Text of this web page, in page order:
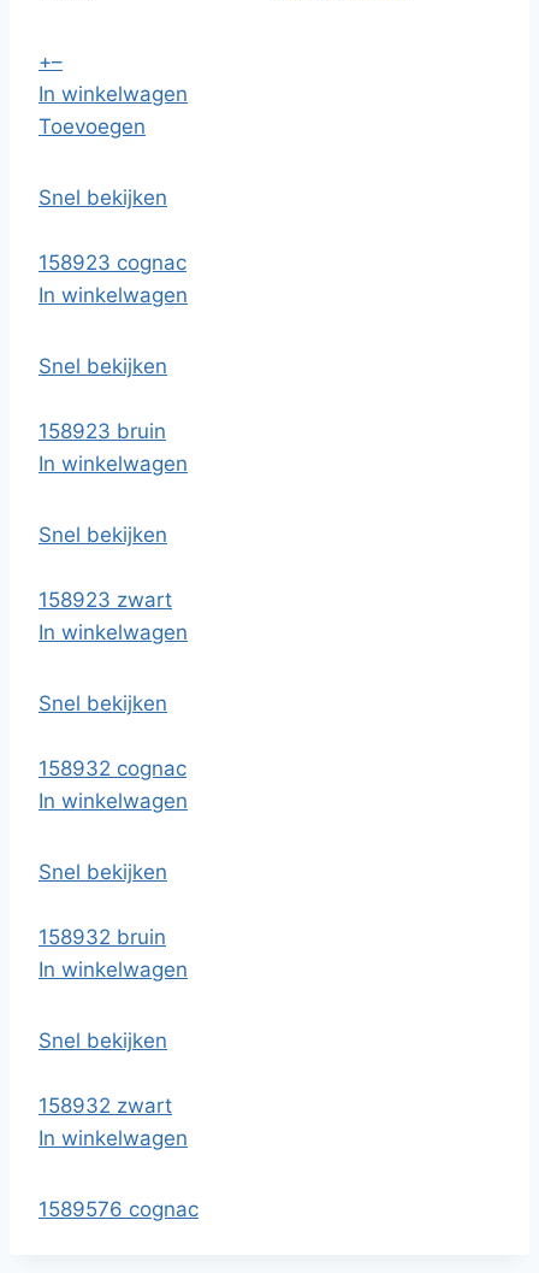
+–
In winkelwagen
Toevoegen
Snel bekijken
158923 cognac
In winkelwagen
Snel bekijken
158923 bruin
In winkelwagen
Snel bekijken
158923 zwart
In winkelwagen
Snel bekijken
158932 cognac
In winkelwagen
Snel bekijken
158932 bruin
In winkelwagen
Snel bekijken
158932 zwart
In winkelwagen
1589576 cognac